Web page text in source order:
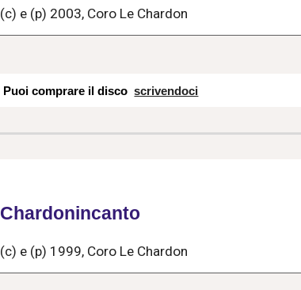
(c) e (p) 2003, Coro Le Chardon
Puoi comprare il discoscrivendoci
Chardonincanto
(c) e (p) 1999, Coro Le Chardon